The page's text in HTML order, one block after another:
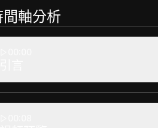
間軸分析